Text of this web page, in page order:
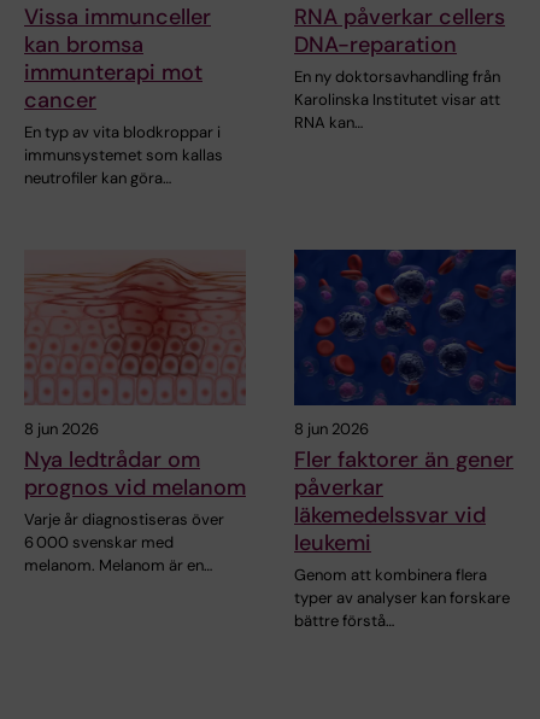
Vissa immunceller
kan bromsa
immunterapi mot
cancer
En typ av vita blodkroppar i
immunsystemet som kallas
neutrofiler kan göra…
RNA påverkar cellers
DNA-reparation
En ny doktorsavhandling från
Karolinska Institutet visar att
RNA kan…
8 jun 2026
Nya ledtrådar om
prognos vid melanom
Varje år diagnostiseras över
6 000 svenskar med
melanom. Melanom är en…
8 jun 2026
Fler faktorer än gener
påverkar
läkemedelssvar vid
leukemi
Genom att kombinera flera
typer av analyser kan forskare
bättre förstå…